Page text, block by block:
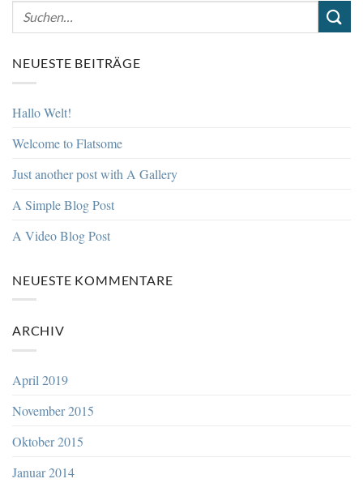
NEUESTE BEITRÄGE
Hallo Welt!
Welcome to Flatsome
Just another post with A Gallery
A Simple Blog Post
A Video Blog Post
NEUESTE KOMMENTARE
ARCHIV
April 2019
November 2015
Oktober 2015
Januar 2014